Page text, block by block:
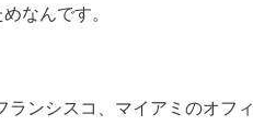
なんです。
ンシスコ、マイアミのオフ